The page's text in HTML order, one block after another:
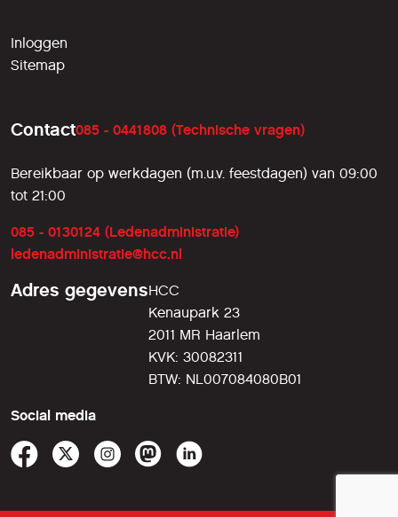
Inloggen
Sitemap
Contact085 - 0441808 (Technische vragen)
Bereikbaar op werkdagen (m.u.v. feestdagen) van 09:00
tot 21:00
085 - 0130124 (Ledenadministratie)
ledenadministratie@hcc.nl
Adres gegevensHCC
Kenaupark 23
2011 MR Haarlem
KVK: 30082311
BTW: NL007084080B01
Social media